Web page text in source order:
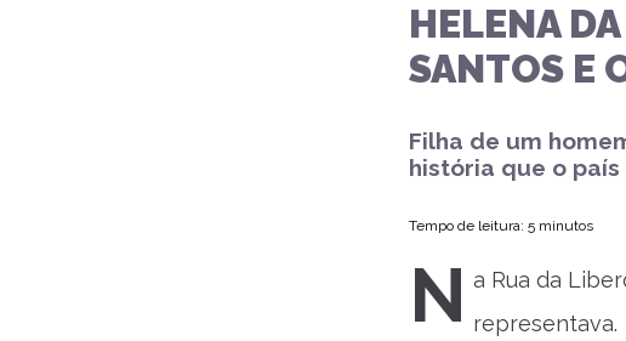
HELENA
SANTOS E
Filha de um
história que o
Tempo de leitura: 5 minutos
N a Rua da
representava.